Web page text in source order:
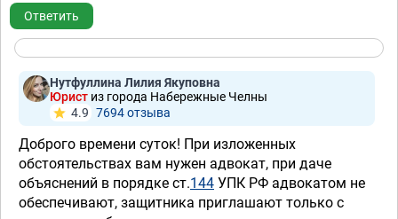
Ответить
Нутфуллина Лилия Якуповна
Юрист из города Набережные Челны
4.9 7694 отзывa
Доброго времени суток! При изложенных
обстоятельствах вам нужен адвокат, при даче
объяснений в порядке ст.144 УПК РФ адвокатом не
обеспечивают, защитника приглашают только с